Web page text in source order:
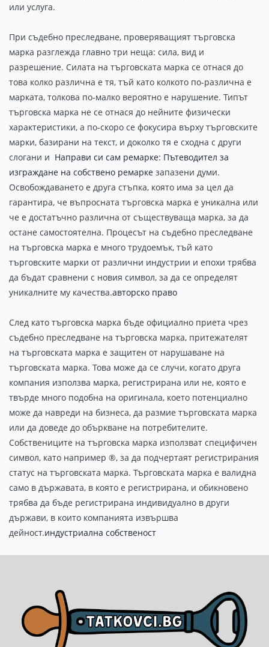
или услуга.
При съдебно преследване, проверяващият търговска
марка разглежда главно три неща: сила, вид и
разрешение. Силата на търговската марка се отнася до
това колко различна е тя, тъй като колкото по-различна е
марката, толкова по-малко вероятно е нарушение. Типът
търговска марка не се отнася до нейните физически
характеристики, а по-скоро се фокусира върху търговските
марки, базирани на текст, и доколко тя е сходна с други
слогани и Направи си сам ремарке: Пътеводител за
изграждане на собствено ремарке запазени думи.
Освобождаването е друга стъпка, която има за цел да
гарантира, че въпросната търговска марка е уникална или
че е достатъчно различна от съществуваща марка, за да
остане самостоятелна. Процесът на съдебно преследване
на търговска марка е много трудоемък, тъй като
търговските марки от различни индустрии и епохи трябва
да бъдат сравнени с новия символ, за да се определят
уникалните му качества.авторско право
След като търговска марка бъде официално приета чрез
съдебно преследване на търговска марка, притежателят
на търговската марка е защитен от нарушаване на
търговската марка. Това може да се случи, когато друга
компания използва марка, регистрирана или не, която е
твърде много подобна на оригинала, което потенциално
може да навреди на бизнеса, да размие търговската марка
или да доведе до объркване на потребителите.
Собствениците на търговска марка използват специфичен
символ, като например ®, за да подчертаят регистрирания
статус на търговската марка. Търговската марка е валидна
само в държавата, в която е регистрирана, и обикновено
трябва да бъде регистрирана индивидуално в други
държави, в които компанията извършва
дейност.индустриална собственост